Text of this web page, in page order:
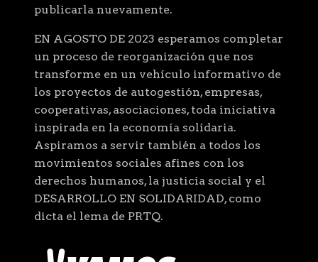
publicarla nuevamente.
EN AGOSTO DE 2023 esperamos completar
un proceso de reorganización que nos
transforme en un vehículo informativo de
los proyectos de autogestión, empresas,
cooperativas, asociaciones, toda iniciativa
inspirada en la economía solidaria.
Aspiramos a servir también a todos los
movimientos sociales afines con los
derechos humanos, la justicia social y el
DESARROLLO EN SOLIDARIDAD, como
dicta el lema de PRTQ.